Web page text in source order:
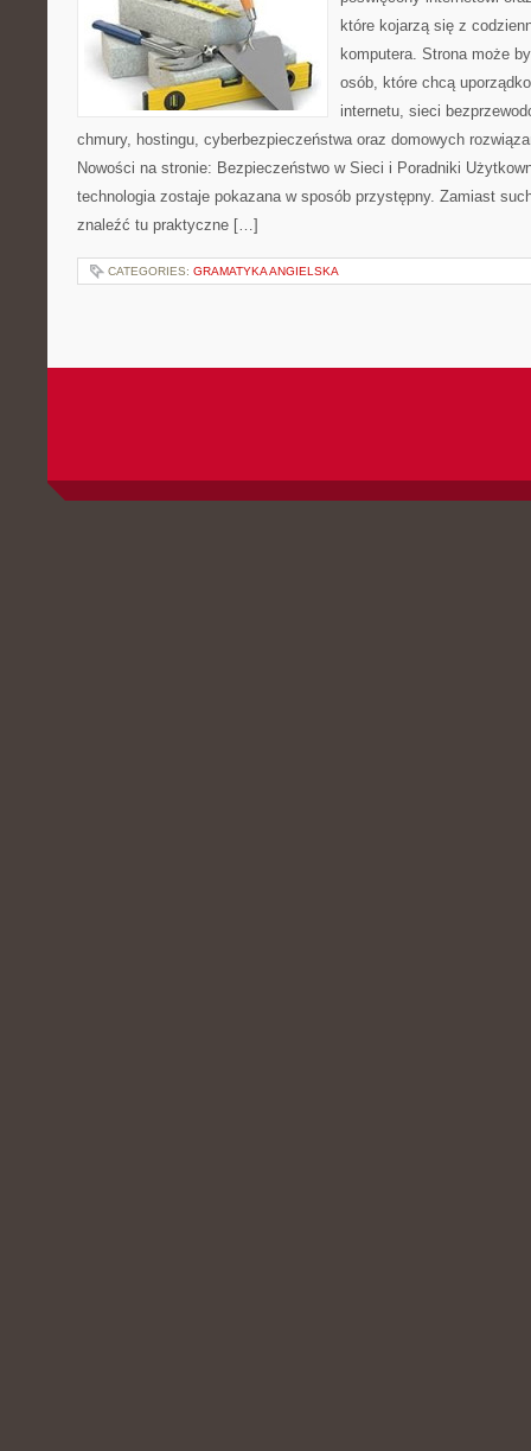
które kojarzą się z
komputera. Strona może
osób, które chcą
internetu, sieci
chmury, hostingu, cyberbezpieczeństwa oraz domowych
Nowości na stronie: Bezpieczeństwo w Sieci i Poradniki
technologia zostaje pokazana w sposób przystępny. Zamiast
znaleźć tu praktyczne […]
CATEGORIES: GRAMATYKA ANGIELSKA